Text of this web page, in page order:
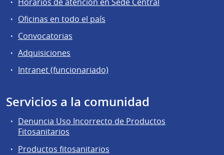
Oficinas en todo el país
Convocatorias
Adquisiciones
Intranet (funcionariado)
Servicios a la comunidad
Denuncia Uso Incorrecto de Productos
Fitosanitarios
Productos fitosanitarios